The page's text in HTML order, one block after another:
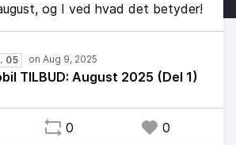
og I ved hvad det betyder!
05
TILBUD: August 2025 (Del 1)
0 0